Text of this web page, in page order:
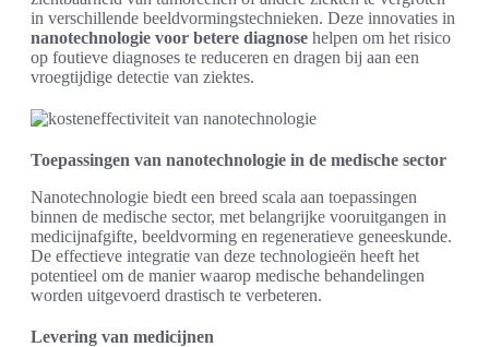
in verschillende beeldvormingstechnieken. Deze innovaties in
nanotechnologie voor betere diagnose helpen om het risico
op foutieve diagnoses te reduceren en dragen bij aan een
vroegtijdige detectie van ziektes.
Toepassingen van nanotechnologie in de medische sector
Nanotechnologie biedt een breed scala aan toepassingen
binnen de medische sector, met belangrijke vooruitgangen in
medicijnafgifte, beeldvorming en regeneratieve geneeskunde.
De effectieve integratie van deze technologieën heeft het
potentieel om de manier waarop medische behandelingen
worden uitgevoerd drastisch te verbeteren.
Levering van medicijnen